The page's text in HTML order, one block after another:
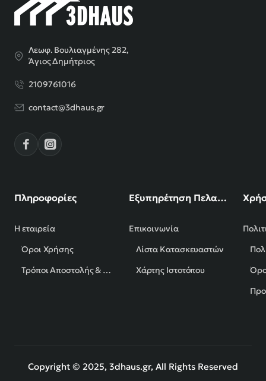
Λεωφ. Βουλιαγμένης 282,
Άγιος Δημήτριος
2109761016
contact@3dhaus.gr
Πληροφορίες
Η εταιρεία
Όροι Χρήσης
Τρόποι Αποστολής & Πληρωμής
Εξυπηρέτηση Πελατών
Επικοινωνία
Λίστα Κατασκευαστών
Χάρτης Ιστοτόπου
Copyright © 2025, 3dhaus.gr, All Rights Reserved